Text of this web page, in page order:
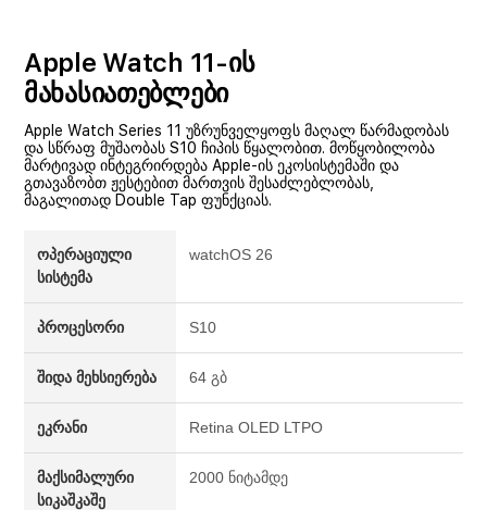
Apple Watch 11-ის
მახასიათებლები
Apple Watch Series 11 უზრუნველყოფს მაღალ წარმადობას
და სწრაფ მუშაობას S10 ჩიპის წყალობით. მოწყობილობა
მარტივად ინტეგრირდება Apple-ის ეკოსისტემაში და
გთავაზობთ ჟესტებით მართვის შესაძლებლობას,
მაგალითად Double Tap ფუნქციას.
ოპერაციული
სისტემა
watchOS 26
პროცესორი S10
შიდა მეხსიერება 64 გბ
ეკრანი Retina OLED LTPO
მაქსიმალური
სიკაშკაშე
2000 ნიტამდე